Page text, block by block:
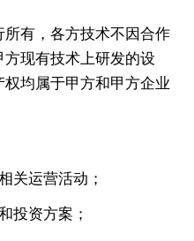
有，各方技术不因合作
现有技术上研发的设
均属于甲方和甲方企业
关运营活动；
投资方案；